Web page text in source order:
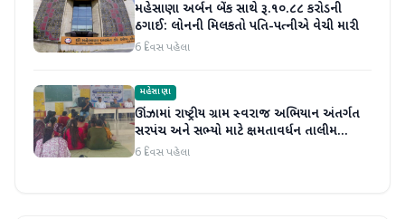
મહેસાણા અર્બન બેંક સાથે રૂ.૧૦.૮૮ કરોડની
ઠગાઈ: લોનની મિલકતો પતિ-પત્નીએ વેચી મારી
6 દિવસ પહેલા
મહેસાણા
ઊંઝામાં રાષ્ટ્રીય ગ્રામ સ્વરાજ અભિયાન અંતર્ગત
સરપંચ અને સભ્યો માટે ક્ષમતાવર્ધન તાલીમ
યોજાઈ
6 દિવસ પહેલા